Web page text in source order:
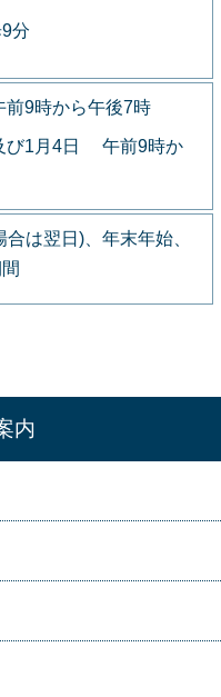
分
9時から午後7時
び1月4日 午前9時か
は翌日)、年末年始、
内